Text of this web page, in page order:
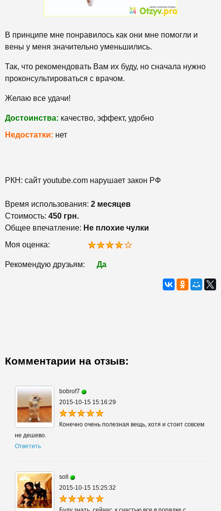
В принципе мне понравилось как они мне помогли и
вены у меня значительно уменьшились.
Так, что рекомендовать Вам их буду, но сначала нужно
проконсультироваться с врачом.
Желаю все удачи!
Достоинства: качество, эффект, удобно
Недостатки: нет
РКН: сайт youtube.com нарушает закон РФ
Время использования: 2 месяцев
Стоимость: 450 грн.
Общее впечатление: Не плохие чулки
Моя оценка:
Рекомендую друзьям: Да
Комментарии на отзыв:
bobrof7
2015-10-15 15:16:29
Конечно очень полезная вещь, хотя и стоит совсем
не дешево.
Ответить
soll
2015-10-15 15:25:32